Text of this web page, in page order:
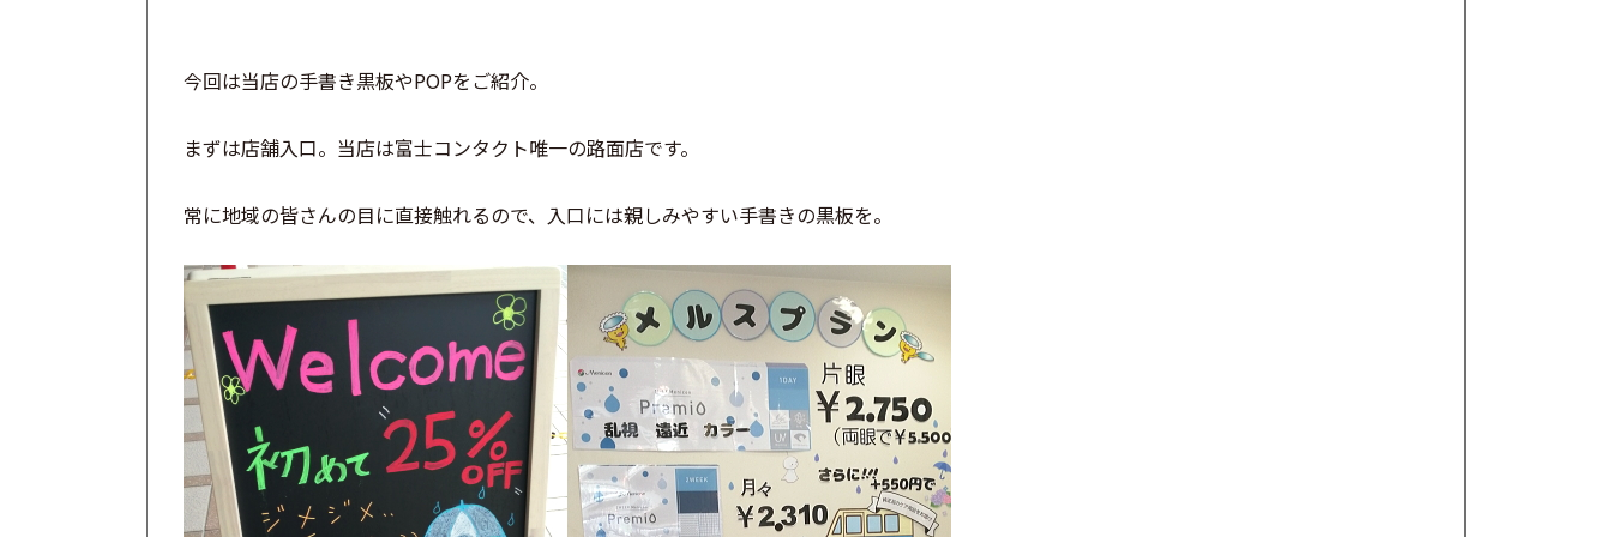
今回は当店の手書き黒板やPOPをご紹介。
まずは店舗入口。 当店は富士コンタクト唯一の路面店です。
常に地域の皆さんの目に直接触れるので、 入口には親しみやすい手書きの黒板を。